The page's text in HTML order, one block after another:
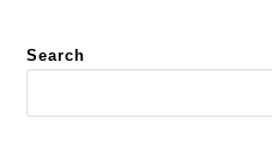
Search